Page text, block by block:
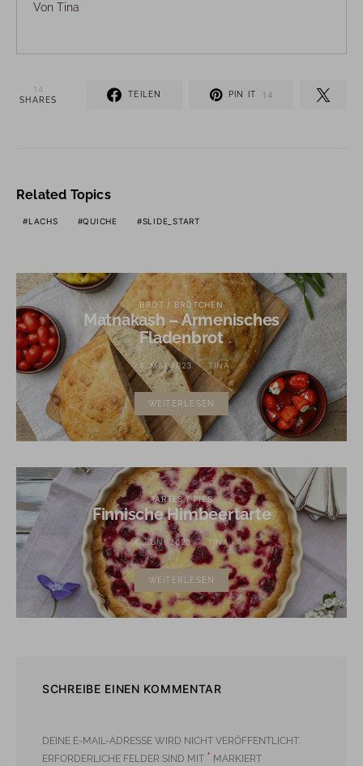
Von Tina
14
SHARES
TEILEN PIN IT 14
Related Topics
LACHS QUICHE SLIDE_START
BROT / BRÖTCHEN
Matnakash – Armenisches
Fladenbrot
24. MAI 2023 TINA
WEITERLESEN
TARTES / PIES
Finnische Himbeertarte
4. JUNI 2023 TINA
WEITERLESEN
SCHREIBE EINEN KOMMENTAR
DEINE E-MAIL-ADRESSE WIRD NICHT VERÖFFENTLICHT.
ERFORDERLICHE FELDER SIND MIT * MARKIERT